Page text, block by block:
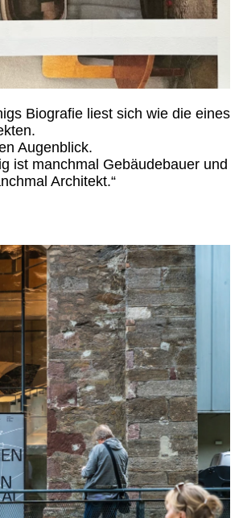
Biografie liest sich wie die eines
Augenblick.
ist manchmal Gebäudebauer und
Architekt.“